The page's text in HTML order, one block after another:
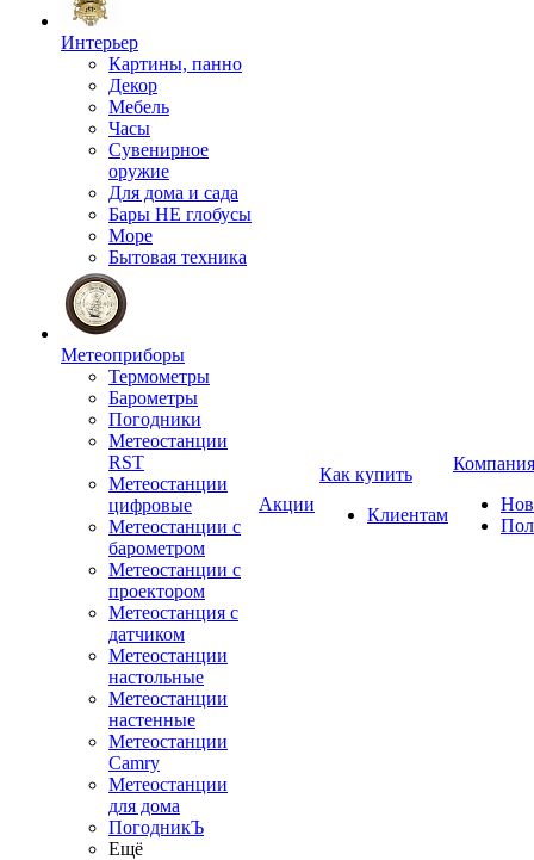
Интерьер
Картины, панно
Декор
Мебель
Часы
Сувенирное
оружие
Для дома и сада
Бары НЕ глобусы
Море
Бытовая техника
Метеоприборы
Термометры
Барометры
Погодники
Метеостанции
RST
Метеостанции
цифровые
Метеостанции с
барометром
Метеостанции с
проектором
Метеостанция с
датчиком
Метеостанции
настольные
Метеостанции
настенные
Метеостанции
Camry
Метеостанции
для дома
ПогодникЪ
Ещё
Акции
Как купить
Клиентам
Компания